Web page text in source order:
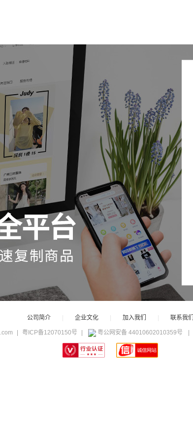
公司简介 企业文化 加入我们 联系我们
粤ICP备12070150号 粤公网安备 44010602010359号